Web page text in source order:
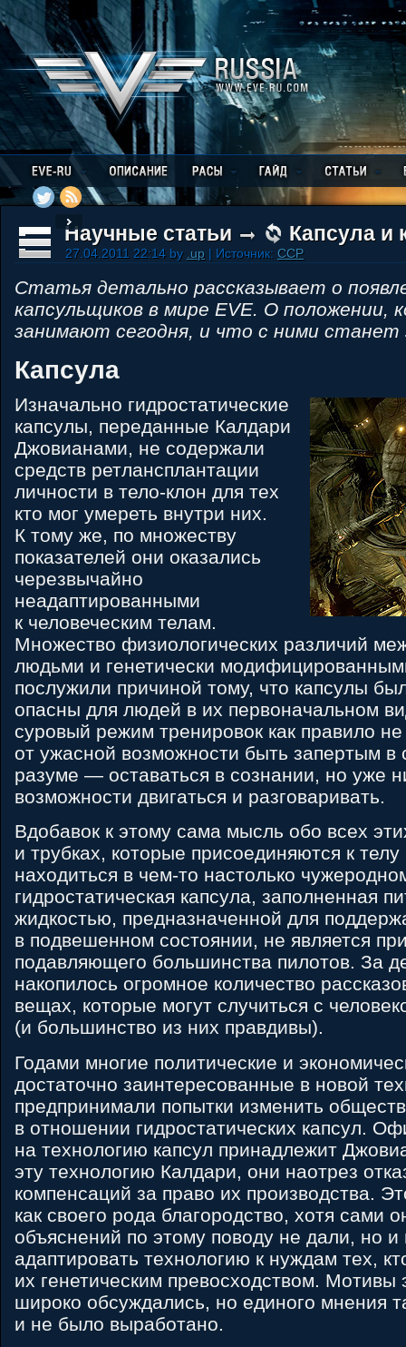
Научные статьи Капсула и
27.04.2011 22:14 by .up | Источник: CCP
Статья детально рассказывает о
капсульщиков в мире EVE. О положении,
занимают сегодня, и что с ними станет
Капсула
Изначально гидростатические
капсулы, переданные Калдари
Джовианами, не содержали
средств ретлансплантации
личности в тело-клон для тех
кто мог умереть внутри них.
К тому же, по множеству
показателей они оказались
черезвычайно
неадаптированными
к человеческим телам.
Множество физиологических различий
людьми и генетически
послужили причиной тому, что капсулы
опасны для людей в их первоначальном
суровый режим тренировок как правило
от ужасной возможности быть запертым в
разуме — оставаться в сознании, но уже
возможности двигаться и разговаривать.
Вдобавок к этому сама мысль обо всех
и трубках, которые присоединяются к
находиться в чем-то настолько
гидростатическая капсула, заполненная
жидкостью, предназначенной для
в подвешенном состоянии, не является
подавляющего большинства пилотов. За
накопилось огромное количество
вещах, которые могут случиться с
(и большинство из них правдивы).
Годами многие политические и
достаточно заинтересованные в новой
предпринимали попытки изменить
в отношении гидростатических капсул.
на технологию капсул принадлежит
эту технологию Калдари, они наотрез
компенсаций за право их производства.
как своего рода благородство, хотя сами
объяснений по этому поводу не дали, но и
адаптировать технологию к нуждам тех,
их генетическим превосходством. Мотивы
широко обсуждались, но единого мнения
и не было выработано.